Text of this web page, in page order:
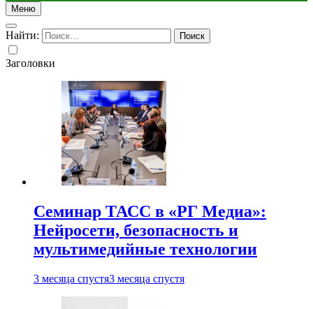
Меню
Найти:
Заголовки
Семинар ТАСС в «РГ Медиа»:
Нейросети, безопасность и
мультимедийные технологии
3 месяца спустя3 месяца спустя